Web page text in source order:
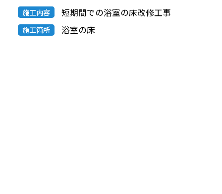
施工内容 短期間での浴室の床改修工事
施工箇所 浴室の床